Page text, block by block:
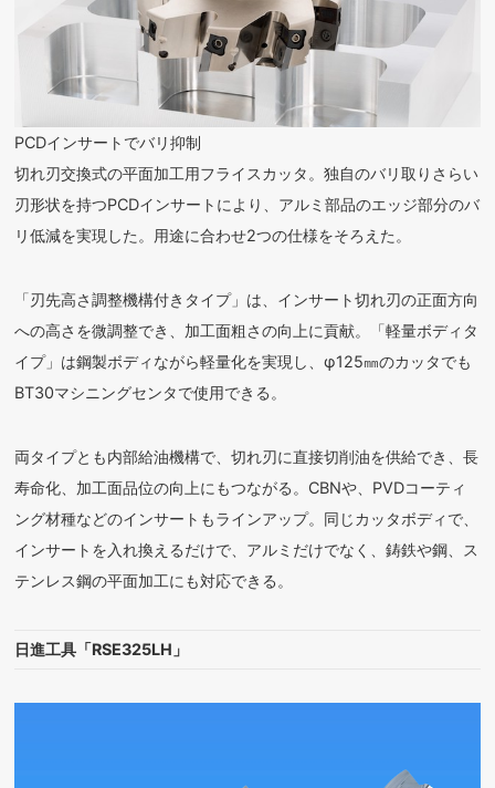
PCDインサートでバリ抑制
切れ刃交換式の平面加工用フライスカッタ。独自のバリ取りさらい
刃形状を持つPCDインサートにより、アルミ部品のエッジ部分のバ
リ低減を実現した。用途に合わせ2つの仕様をそろえた。
「刃先高さ調整機構付きタイプ」は、インサート切れ刃の正面方向
への高さを微調整でき、加工面粗さの向上に貢献。「軽量ボディタ
イプ」は鋼製ボディながら軽量化を実現し、φ125㎜のカッタでも
BT30マシニングセンタで使用できる。
両タイプとも内部給油機構で、切れ刃に直接切削油を供給でき、長
寿命化、加工面品位の向上にもつながる。CBNや、PVDコーティ
ング材種などのインサートもラインアップ。同じカッタボディで、
インサートを入れ換えるだけで、アルミだけでなく、鋳鉄や鋼、ス
テンレス鋼の平面加工にも対応できる。
日進工具「RSE325LH」